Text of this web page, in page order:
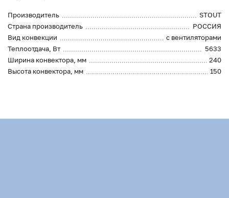
Производитель
STOUT
Страна производитель
РОССИЯ
Вид конвекции
с вентиляторами
Теплоотдача, Вт
5633
Ширина конвектора, мм
240
Высота конвектора, мм
150